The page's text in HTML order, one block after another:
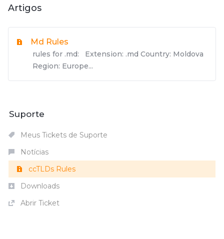
Artigos
Md Rules
rules for .md: Extension: .md Country: Moldova
Region: Europe...
Suporte
Meus Tickets de Suporte
Notícias
ccTLDs Rules
Downloads
Abrir Ticket